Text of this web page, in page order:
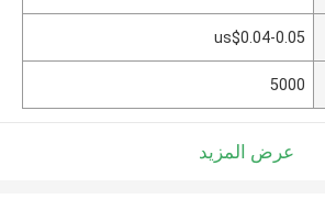
us$0.04-0.05
5000
عرض المزيد